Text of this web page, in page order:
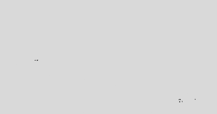
فلنحول الرؤى الخافتة إلى واقع مضيء!
هيا نحقق النجاح معًا!
نحن شغوفون بتحويل الأفكار الطموحة إلى إنجازات رقمية